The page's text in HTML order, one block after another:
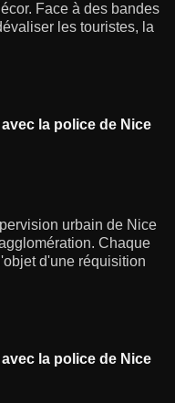
Face à des bandes
les touristes, la
la police de Nice
urbain de Nice
Chaque
d'une réquisition
la police de Nice